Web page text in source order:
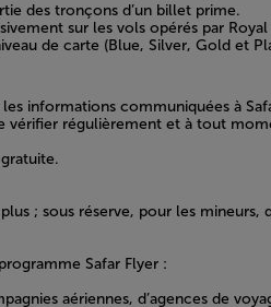
des tronçons d’un billet prime.
sur les vols opérés par
de carte (Blue, Silver, Gold et
les informations communiquées à
vérifier régulièrement et à tout
; sous réserve, pour les
Safar Flyer :
aériennes, d’agences de